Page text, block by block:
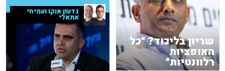
שריון בליכוד? "כל
האופציות
רלוונטיות"
גדעון אוקו ועמיחי
אתאלי